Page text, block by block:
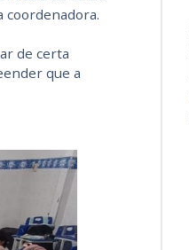
coordenadora.
de certa
que a